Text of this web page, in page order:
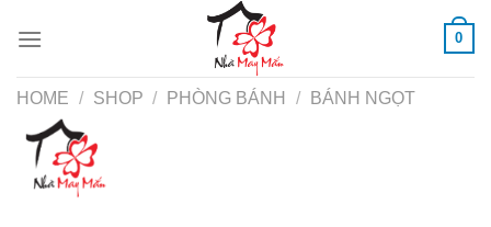
0
HOME / SHOP / PHÒNG BÁNH / BÁNH NGỌT